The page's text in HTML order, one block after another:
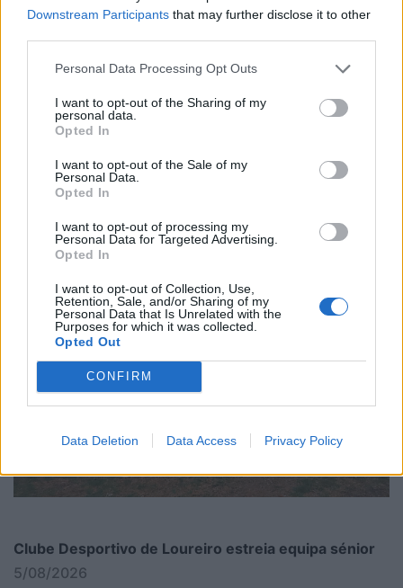
Downstream Participants that may further disclose it to other
Personal Data Processing Opt Outs
I want to opt-out of the Sharing of my
personal data.
Opted In
I want to opt-out of the Sale of my
Personal Data.
Opted In
I want to opt-out of processing my
Personal Data for Targeted Advertising.
Opted In
I want to opt-out of Collection, Use,
Retention, Sale, and/or Sharing of my
Personal Data that Is Unrelated with the
Purposes for which it was collected.
Opted Out
CONFIRM
Data Deletion Data Access Privacy Policy
Santa Eulália 2026, em Macieira de Sarnes
5/08/2026
Clube Desportivo de Loureiro estreia equipa sénior
5/08/2026